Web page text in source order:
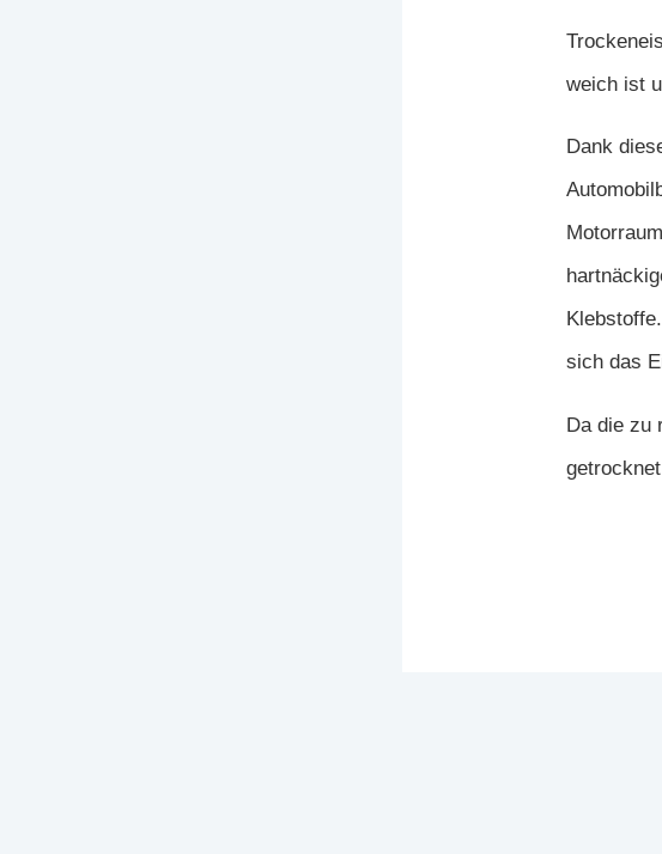
weich ist
Dank
sich das
Da die zu